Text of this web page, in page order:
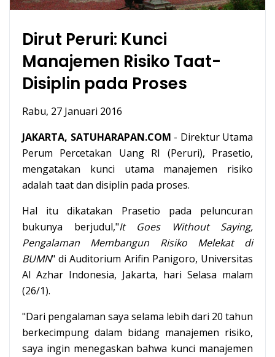
Dirut Peruri: Kunci
Manajemen Risiko Taat-
Disiplin pada Proses
Rabu, 27 Januari 2016
JAKARTA, SATUHARAPAN.COM - Direktur Utama
Perum Percetakan Uang RI (Peruri), Prasetio,
mengatakan kunci utama manajemen risiko
adalah taat dan disiplin pada proses.
Hal itu dikatakan Prasetio pada peluncuran
bukunya berjudul,"It Goes Without Saying,
Pengalaman Membangun Risiko Melekat di
BUMN" di Auditorium Arifin Panigoro, Universitas
Al Azhar Indonesia, Jakarta, hari Selasa malam
(26/1).
"Dari pengalaman saya selama lebih dari 20 tahun
berkecimpung dalam bidang manajemen risiko,
saya ingin menegaskan bahwa kunci manajemen